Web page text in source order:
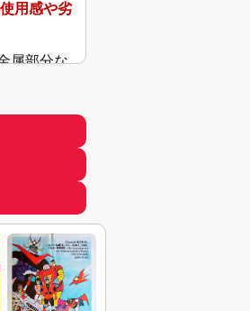
用感や劣
属部分な
能性がご
もの
部品、説